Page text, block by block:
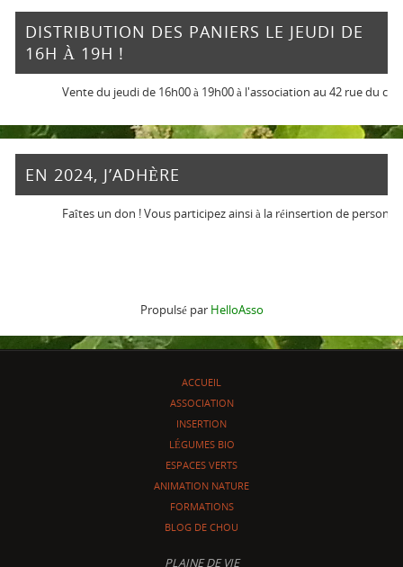
DISTRIBUTION DES PANIERS LE JEUDI DE
16H À 19H !
Vente du jeudi de 16h00 à 19h00 à l'association au 42 rue du
EN 2024, J’ADHÈRE
Faîtes un don ! Vous participez ainsi à la réinsertion de
Propulsé par HelloAsso
ACCUEIL
ASSOCIATION
INSERTION
LÉGUMES BIO
ESPACES VERTS
ANIMATION NATURE
FORMATIONS
BLOG DE CHOU
PLAINE DE VIE